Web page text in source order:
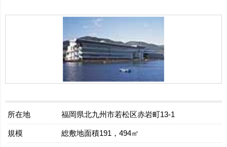
所在地 福岡県北九州市若松区赤岩町13-1
規模 総敷地面積191，494㎡